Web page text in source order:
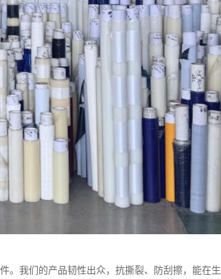
。我们的产品韧性出众，抗撕裂、防刮擦，能在生